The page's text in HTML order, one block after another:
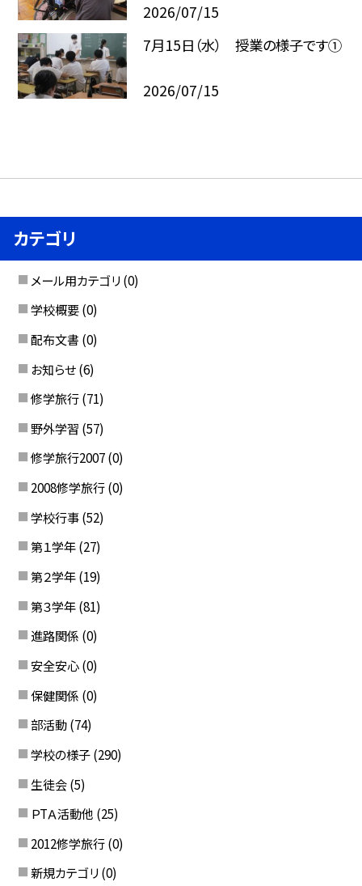
2026/07/15
7月15日（水） 授業の様子です①
2026/07/15
カテゴリ
メール用カテゴリ (0)
学校概要 (0)
配布文書 (0)
お知らせ (6)
修学旅行 (71)
野外学習 (57)
修学旅行2007 (0)
2008修学旅行 (0)
学校行事 (52)
第１学年 (27)
第２学年 (19)
第３学年 (81)
進路関係 (0)
安全安心 (0)
保健関係 (0)
部活動 (74)
学校の様子 (290)
生徒会 (5)
ＰTＡ活動他 (25)
2012修学旅行 (0)
新規カテゴリ (0)